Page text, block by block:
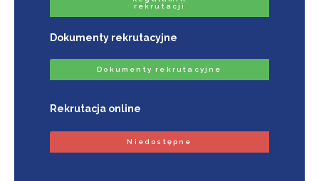
rekrutacji
Dokumenty rekrutacyjne
Dokumenty rekrutacyjne
Rekrutacja online
Niedostępne